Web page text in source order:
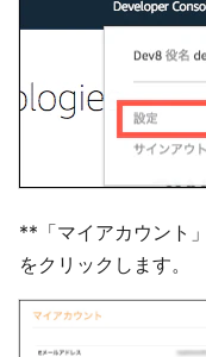
**「マイアカウント
をクリックします。